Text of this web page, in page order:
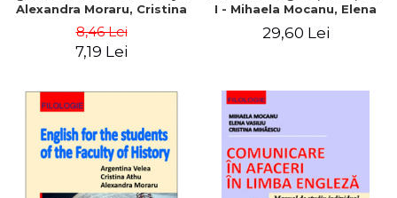
Alexandra Moraru, Cristina
8,46 Lei
7,19 Lei
I - Mihaela Mocanu, Elena
29,60 Lei